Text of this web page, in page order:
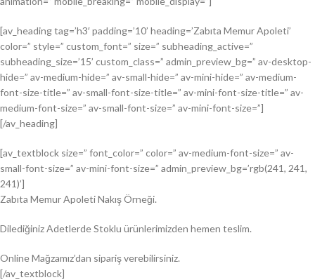
[av_heading tag=’h3′ padding=’10’ heading=’Zabıta Memur Apoleti’
color=” style=” custom_font=” size=” subheading_active=”
subheading_size=’15’ custom_class=” admin_preview_bg=” av-desktop-
hide=” av-medium-hide=” av-small-hide=” av-mini-hide=” av-medium-
font-size-title=” av-small-font-size-title=” av-mini-font-size-title=” av-
medium-font-size=” av-small-font-size=” av-mini-font-size=”]
[/av_heading]
[av_textblock size=” font_color=” color=” av-medium-font-size=” av-
small-font-size=” av-mini-font-size=” admin_preview_bg=’rgb(241, 241,
241)’]
Zabıta Memur Apoleti Nakış Örneği.
Dilediğiniz Adetlerde Stoklu ürünlerimizden hemen teslim.
Online Mağzamız’dan sipariş verebilirsiniz.
[/av_textblock]